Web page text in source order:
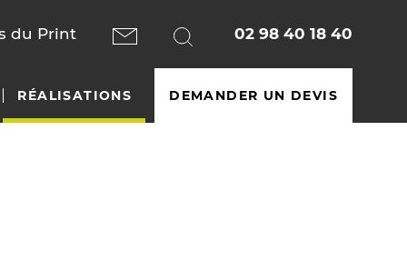
du Print 02 98 40 18 40
RÉALISATIONS DEMANDER UN DEVIS